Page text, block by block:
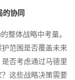
的协同
整体战略中考量。
范围是否覆盖未来
否考虑通过马德里
这些战略决策需要